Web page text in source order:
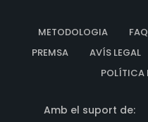
METODOLOGIA FAQ
PREMSA
AVÍS LEGAL
POLÍTICA
Amb el suport de: